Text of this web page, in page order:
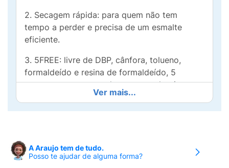
2. Secagem rápida: para quem não tem
tempo a perder e precisa de um esmalte
eficiente.
3. 5FREE: livre de DBP, cânfora, tolueno,
formaldeído e resina de formaldeído, 5
componentes que podem causar alergias.
cabine de luz e proporciona intensidade
perder e precisa de um esmalte eficiente.
Ver mais...
A Araujo tem de tudo.
Posso te ajudar de alguma forma?